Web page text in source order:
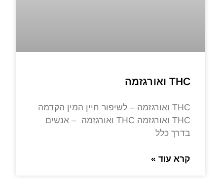
THC ואורגזמה
THC ואורגזמה – לשיפור חיין המין הקדמה
THC ואורגזמה THC ואורגזמה – אנשים
בדרך כלל
קרא עוד »